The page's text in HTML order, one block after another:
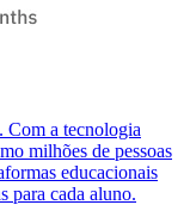
Com a tecnologia
milhões de pessoas
educacionais
para cada aluno.